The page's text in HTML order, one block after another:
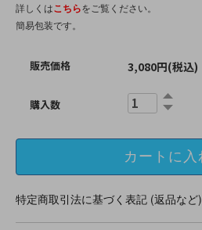
詳しくはこちらをご覧ください。
簡易包装です。
販売価格 3,080円(税込)
購入数
特定商取引法に基づく表記 (返品など)